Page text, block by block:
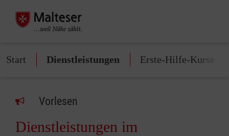
Start Dienstleistungen Erste-Hilfe-Kurse
Vorlesen
Dienstleistungen im